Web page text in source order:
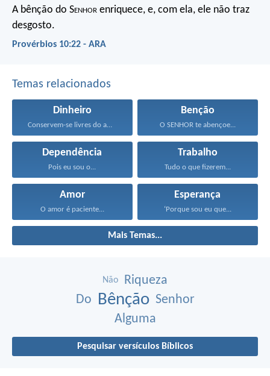
A bênção do Senhor enriquece, e, com ela, ele não traz
desgosto.
Provérbios 10:22 - ARA
Temas relacionados
Dinheiro
Conservem-se livres do amor...
Benção
O SENHOR te abençoe...
Dependência
Pois eu sou o...
Trabalho
Tudo o que fizerem...
Amor
O amor é paciente...
Esperança
‘Porque sou eu que...
Mais Temas...
Não
Riqueza
Do
Bênção Senhor
Alguma
Pesquisar versículos Bíblicos